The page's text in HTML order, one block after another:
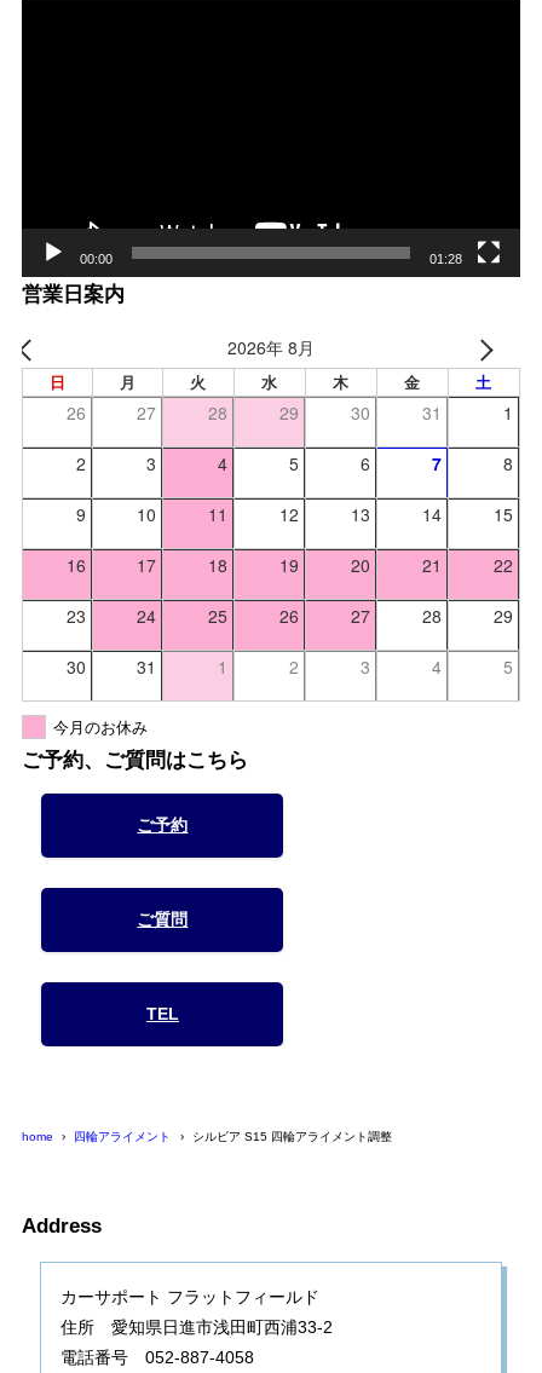
00:00 01:28
営業日案内
2026年 8月
日 月 火 水 木 金 土
26 27 28 29 30 31 1
2 3 4 5 6 7 8
9 10 11 12 13 14 15
16 17 18 19 20 21 22
23 24 25 26 27 28 29
30 31 1 2 3 4 5
今月のお休み
ご予約、ご質問はこちら
ご予約
ご質問
TEL
home 四輪アライメント シルビア S15 四輪アライメント調整
Address
カーサポート フラットフィールド
住所 愛知県日進市浅田町西浦33-2
電話番号 052-887-4058